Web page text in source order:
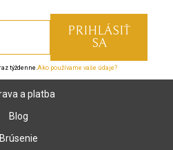
týždenne.Ako používame vaše údaje?
a platba
Blog
Brúsenie